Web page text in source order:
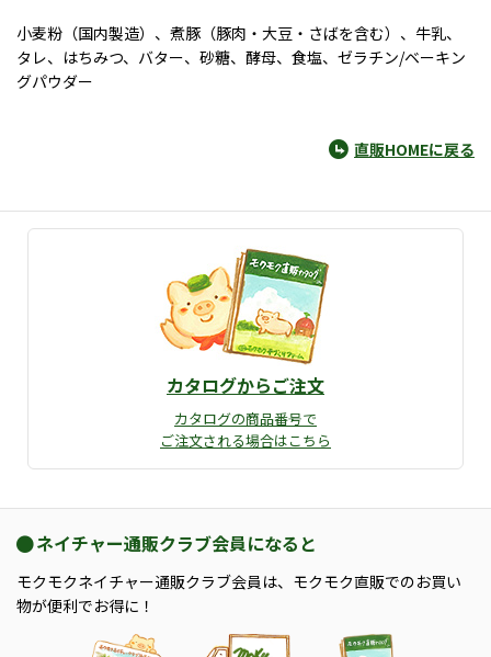
小麦粉（国内製造）、煮豚（豚肉・大豆・さばを含む）、牛乳、
タレ、はちみつ、バター、砂糖、酵母、食塩、ゼラチン/ベーキン
グパウダー
直販HOMEに戻る
カタログからご注文
カタログの商品番号で
ご注文される場合はこちら
ネイチャー通販クラブ会員になると
モクモクネイチャー通販クラブ会員は、モクモク直販でのお買い
物が便利でお得に！